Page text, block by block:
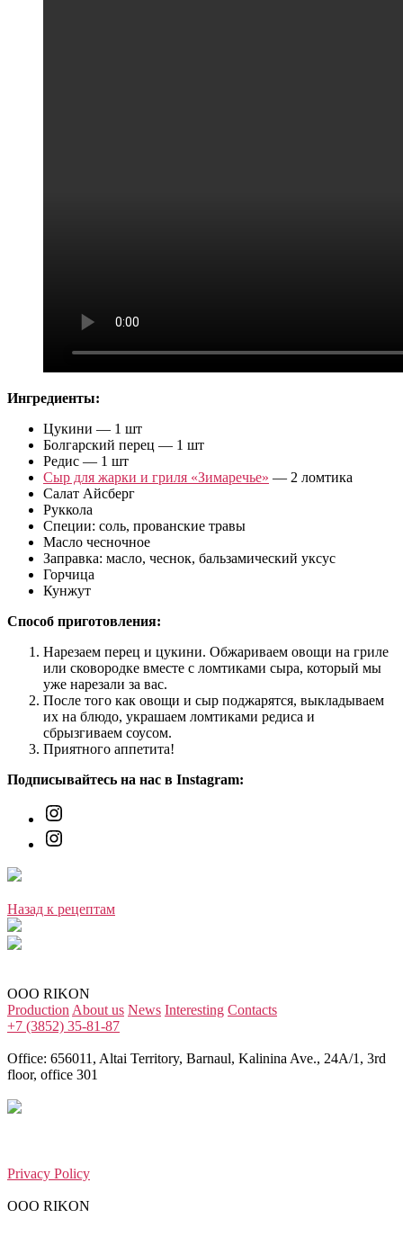
Ингредиенты:
Цукини — 1 шт
Болгарский перец — 1 шт
Редис — 1 шт
Сыр для жарки и гриля «Зимаречье» — 2 ломтика
Салат Айсберг
Руккола
Специи: соль, прованские травы
Масло чесночное
Заправка: масло, чеснок, бальзамический уксус
Горчица
Кунжут
Способ приготовления:
Нарезаем перец и цукини. Обжариваем овощи на гриле
или сковородке вместе с ломтиками сыра, который мы
уже нарезали за вас.
После того как овощи и сыр поджарятся, выкладываем
их на блюдо, украшаем ломтиками редиса и
сбрызгиваем соусом.
Приятного аппетита!
Подписывайтесь на нас в Instagram:
Назад к рецептам
OOO RIKON
Production About us News Interesting Contacts
+7 (3852) 35-81-87
Office: 656011, Altai Territory, Barnaul, Kalinina Ave., 24A/1, 3rd
floor, office 301
Privacy Policy
OOO RIKON